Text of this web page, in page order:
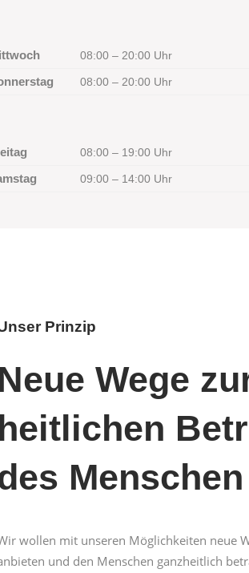
08:00 – 20:00 Uhr
08:00 – 20:00 Uhr
08:00 – 19:00 Uhr
09:00 – 14:00 Uhr
Prinzip
Wege
Menschen
wollen mit unseren Möglichkeiten neue
und den Menschen ganzheitlich